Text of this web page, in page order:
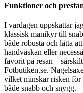
Funktioner och
I vardagen uppskattar
klassisk manikyr till
både robusta och lätta
handväskan eller
favorit på resan –
Fotbutiken.se.
vilket minskar risken för
både snabb och snygg.